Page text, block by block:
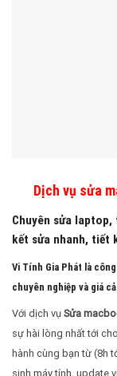
Dịch vụ sửa
Chuyên sửa
kết sửa nhanh, tiết
Vi Tính Gia Phát là
chuyên nghiệp và giá
Với dịch vụ Sửa
sự hài lòng nhất tới
hành cùng bạn từ (8h
sinh máy tính, update